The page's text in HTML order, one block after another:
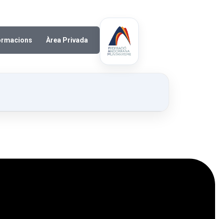
Àrea Privada